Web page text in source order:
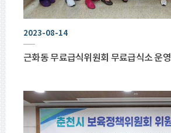
2023-08-14
근화동 무료급식위원회 무료급식소 운영